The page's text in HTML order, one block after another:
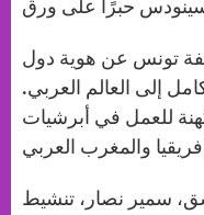
تونس عن هوية دول
إلى العالم العربي.
للعمل في أبرشيات
سمير نصار، تنشيط